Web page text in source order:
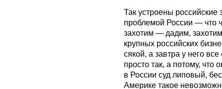
Так устроены российские
проблемой России — что
захотим — дадим,
крупных российских
сякой, а завтра у него
просто так, а потому, что
в России суд липовый,
Америке такое